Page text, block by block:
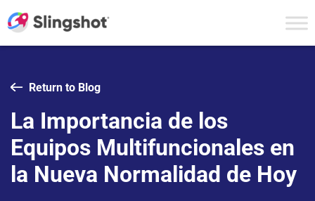
Return to Blog
La Importancia de los
Equipos Multifuncionales en
la Nueva Normalidad de Hoy